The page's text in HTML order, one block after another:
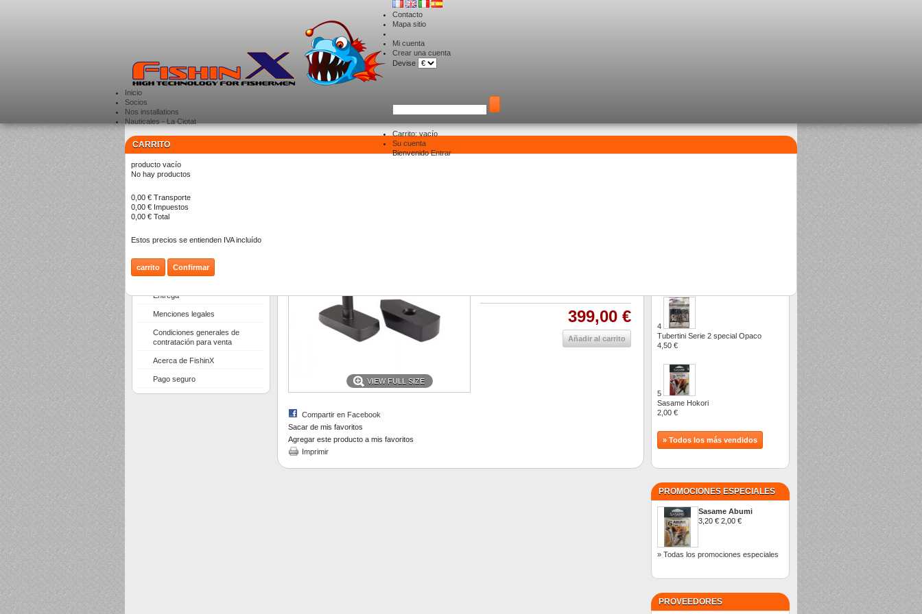
Contacto
Mapa sitio
Mi cuenta
Crear una cuenta
Devise
Carrito: vacío
Su cuenta
BienvenidoEntrar
Inicio
Socios
Nos installations
Nauticales - La Ciotat
CARRITO
producto vacío
No hay productos
0,00 € Transporte
0,00 € Impuestos
0,00 € Total
Estos precios se entienden IVA incluído
carrito Confirmar
CATEGORÍAS
INFORMACIÓN
Entrega
Menciones legales
Condiciones generales de
contratación para venta
Acerca de FishinX
Pago seguro
> Sonde traversante SH-B04T
VIEW FULL SIZE
Compartir en Facebook
Sacar de mis favoritos
Agregar este producto a mis favoritos
Imprimir
399,00 €
Añadir al carrito
4
Tubertini Serie 2 special Opaco
4,50 €
5
Sasame Hokori
2,00 €
» Todos los más vendidos
PROMOCIONES ESPECIALES
Sasame Abumi
3,20 € 2,00 €
» Todas los promociones especiales
PROVEEDORES